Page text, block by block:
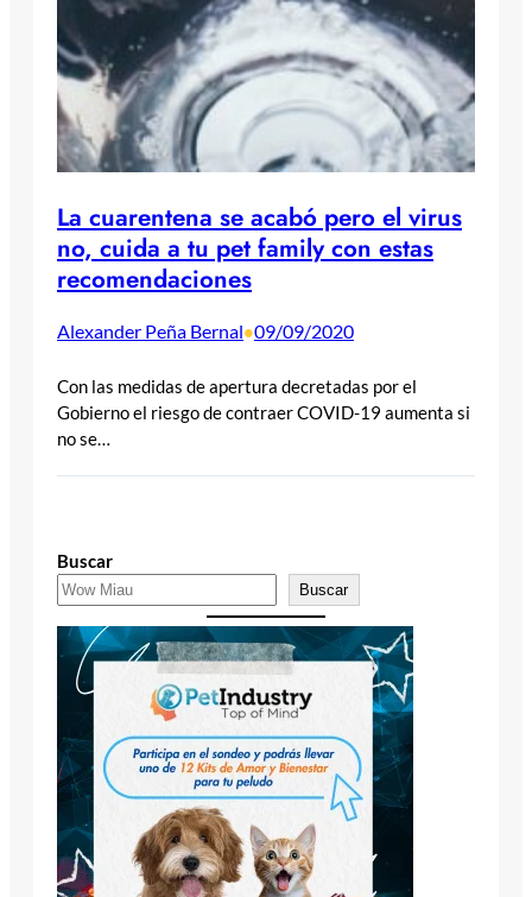
La cuarentena se acabó pero el virus
no, cuida a tu pet family con estas
recomendaciones
Alexander Peña Bernal•09/09/2020
Con las medidas de apertura decretadas por el
Gobierno el riesgo de contraer COVID-19 aumenta si
no se…
Buscar
Buscar